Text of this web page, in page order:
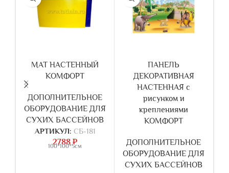
МАТ НАСТЕННЫЙ
КОМФОРТ
ДОПОЛНИТЕЛЬНОЕ
ОБОРУДОВАНИЕ ДЛЯ
СУХИХ БАССЕЙНОВ
АРТИКУЛ: СБ-181
2788₽
100*100*5см
ПАНЕЛЬ
ДЕКОРАТИВНАЯ
НАСТЕННАЯ с
рисунком и
креплениями
КОМФОРТ
ДОПОЛНИТЕЛЬНОЕ
ОБОРУДОВАНИЕ ДЛЯ
СУХИХ БАССЕЙНОВ